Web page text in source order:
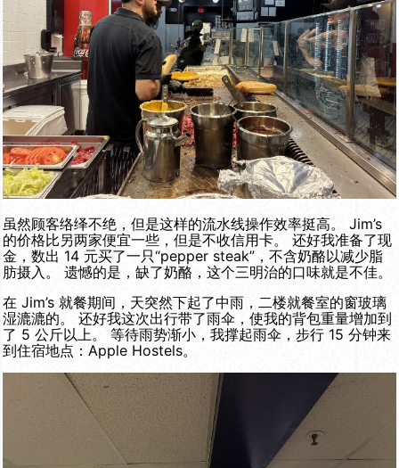
虽然顾客络绎不绝，但是这样的流水线操作效率挺高。 Jim’s
的价格比另两家便宜一些，但是不收信用卡。 还好我准备了现
金，数出 14 元买了一只“pepper steak”，不含奶酪以减少脂
肪摄入。 遗憾的是，缺了奶酪，这个三明治的口味就是不佳。
在 Jim’s 就餐期间，天突然下起了中雨，二楼就餐室的窗玻璃
湿漉漉的。 还好我这次出行带了雨伞，使我的背包重量增加到
了 5 公斤以上。 等待雨势渐小，我撑起雨伞，步行 15 分钟来
到住宿地点：Apple Hostels。